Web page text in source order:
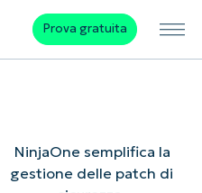
Prova gratuita
NinjaOne semplifica la
gestione delle patch di